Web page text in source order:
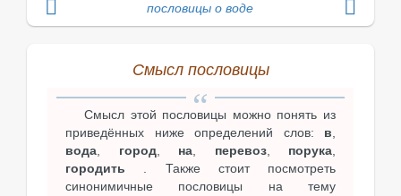
пословицы о воде
Смысл пословицы
Смысл этой пословицы можно понять из
приведённых ниже определений слов: в,
вода, город, на, перевоз, порука,
городить . Также стоит посмотреть
синонимичные пословицы на тему